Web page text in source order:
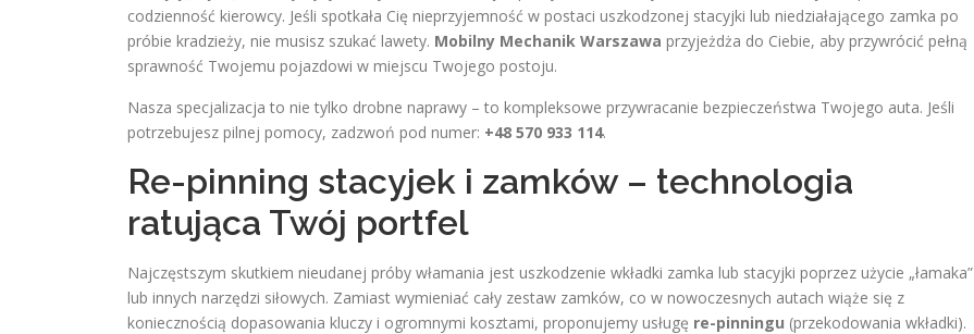
codzienność kierowcy. Jeśli spotkała Cię nieprzyjemność w postaci uszkodzonej stacyjki lub niedziałającego zamka po
próbie kradzieży, nie musisz szukać lawety. Mobilny Mechanik Warszawa przyjeżdża do Ciebie, aby przywrócić pełną
sprawność Twojemu pojazdowi w miejscu Twojego postoju.
Nasza specjalizacja to nie tylko drobne naprawy – to kompleksowe przywracanie bezpieczeństwa Twojego auta. Jeśli
potrzebujesz pilnej pomocy, zadzwoń pod numer: +48 570 933 114.
Re-pinning stacyjek i zamków – technologia
ratująca Twój portfel
Najczęstszym skutkiem nieudanej próby włamania jest uszkodzenie wkładki zamka lub stacyjki poprzez użycie „łamaka”
lub innych narzędzi siłowych. Zamiast wymieniać cały zestaw zamków, co w nowoczesnych autach wiąże się z
koniecznością dopasowania kluczy i ogromnymi kosztami, proponujemy usługę re-pinningu (przekodowania wkładki).